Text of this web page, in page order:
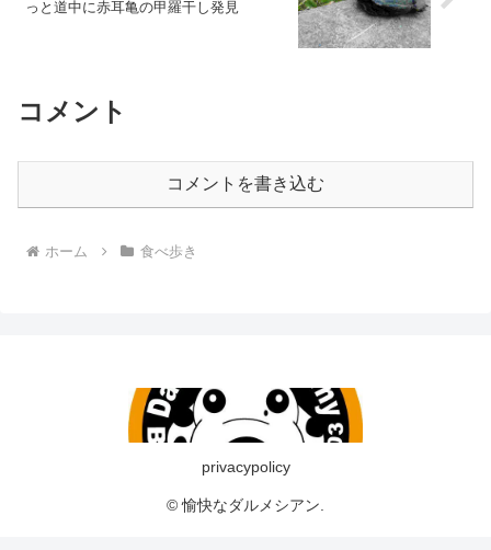
っと道中に赤耳亀の甲羅干し発見
コメント
コメントを書き込む
ホーム 食べ歩き
privacypolicy
© 愉快なダルメシアン.